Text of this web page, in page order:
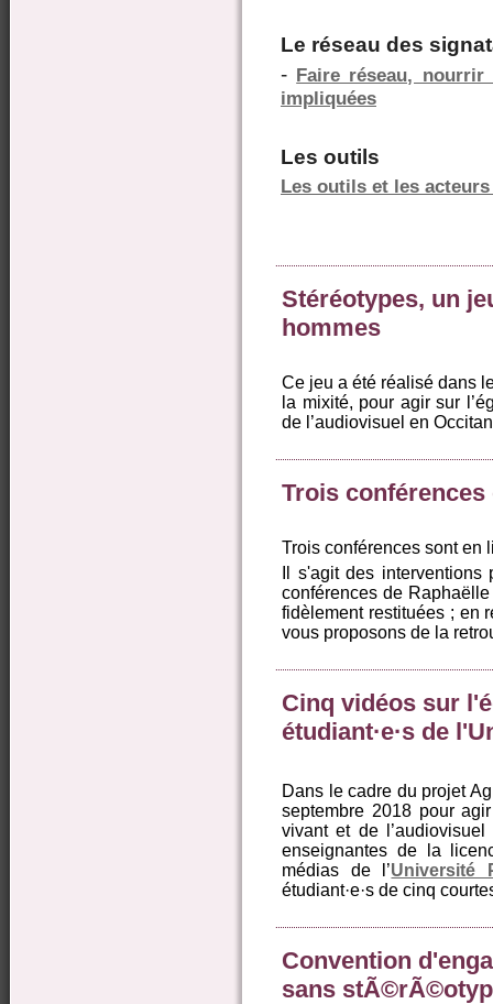
Le réseau des
- Faire réseau,
impliquées
Les outils
Les outils et les
Stéréotypes, un
hommes
Ce jeu a été réalisé dans
la mixité, pour agir sur
de l’audiovisuel en
Trois conférences
Trois conférences sont en
Il s'agit des
conférences de
fidèlement restituées ; en
vous proposons de la
Cinq vidéos sur
étudiant·e·s de
Dans le cadre du projet
septembre 2018 pour
vivant et de
enseignantes de la
médias de l’Université
étudiant·e·s de cinq
Convention
sans